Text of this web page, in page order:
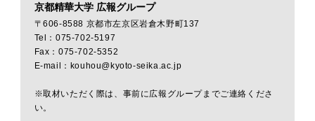
京都精華大学 広報グループ
〒606-8588 京都市左京区岩倉木野町137
Tel：075-702-5197
Fax：075-702-5352
E-mail：kouhou@kyoto-seika.ac.jp
※取材いただく際は、事前に広報グループまでご連絡くださ
い。